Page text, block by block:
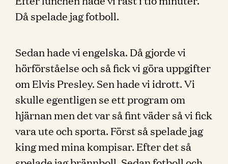
Då spelade jag fotboll.
Sedan hade vi engelska. Då gjorde vi
hörförståelse och så fick vi göra uppgifter
om Elvis Presley. Sen hade vi idrott. Vi
skulle egentligen se ett program om
hjärnan men det var så fint väder så vi fick
vara ute och sporta. Först så spelade jag
king med mina kompisar. Efter det så